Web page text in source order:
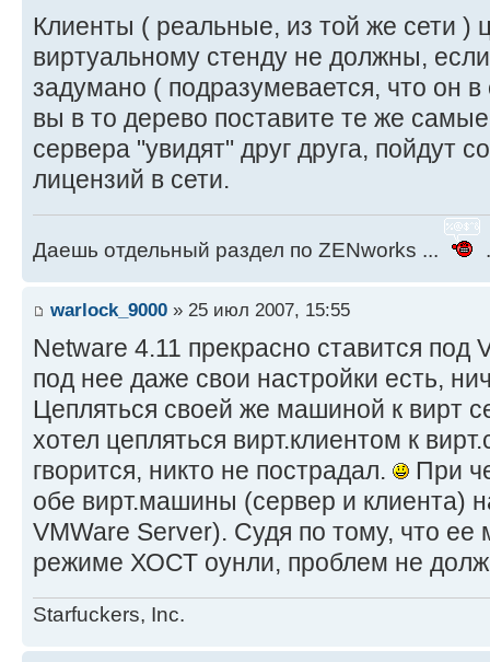
Клиенты ( реальные, из той же сети )
виртуальному стенду не должны,
задумано ( подразумевается, что он
вы в то дерево поставите те же
сервера "увидят" друг друга, пойдут
лицензий в сети.
Даешь отдельный раздел по ZENworks ...
warlock_9000 » 25 июл 2007, 15:55
Netware 4.11 прекрасно ставится под
под нее даже свои настройки есть,
Цепляться своей же машиной к вирт
хотел цепляться вирт.клиентом к
гворится, никто не пострадал.
При
обе вирт.машины (сервер и клиента)
VMWare Server). Судя по тому, что ее
режиме ХОСТ оунли, проблем не
Starfuckers, Inc.